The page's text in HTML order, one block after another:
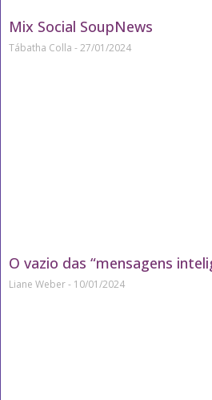
Mix Social SoupNews
Tábatha Colla 27/01/2024
O vazio das “mensagens
Liane Weber 10/01/2024